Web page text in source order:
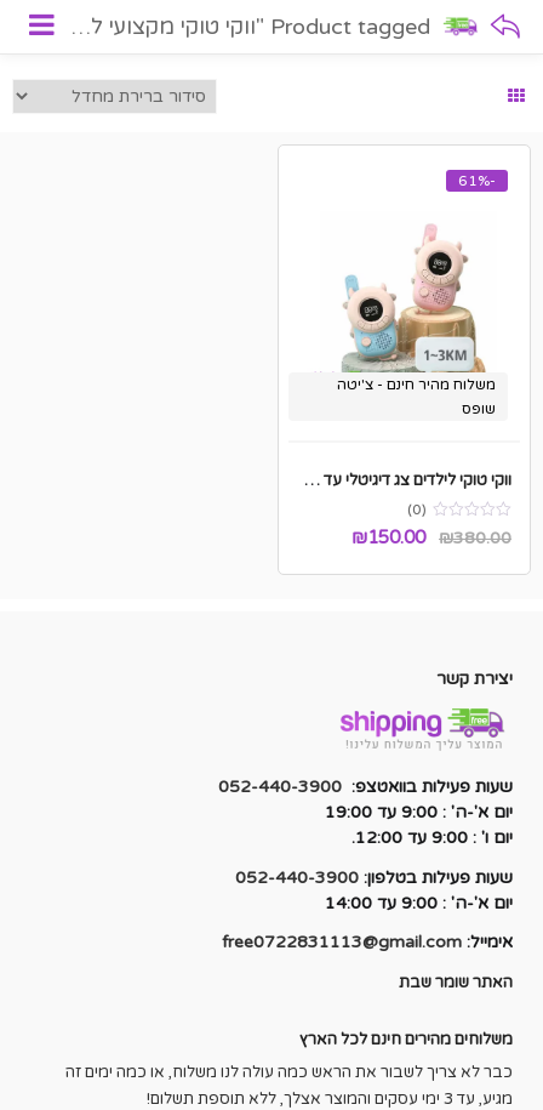
Product tagged "ווקי טוקי מקצועי לילדים"
-61%
משלוח מהיר חינם - צ'יטה
שופס
ווקי טוקי לילדים צג דיגיטלי עד 3 ק"מ + פנס + סוללות מתנה
(0)
₪380.00
המחיר ₪150.00
יצירת קשר
שעות פעילות בוואטצפ: 052-440-3900
יום א'-ה' : 9:00 עד 19:00
יום ו' : 9:00 עד 12:00.
שעות פעילות בטלפון: 052-440-3900
יום א'-ה' : 9:00 עד 14:00
אימייל: free0722831113@gmail.com
האתר שומר שבת
משלוחים מהירים חינם לכל הארץ
כבר לא צריך לשבור את הראש כמה עולה לנו משלוח, או כמה ימים זה
מגיע, עד 3 ימי עסקים והמוצר אצלך, ללא תוספת תשלום!